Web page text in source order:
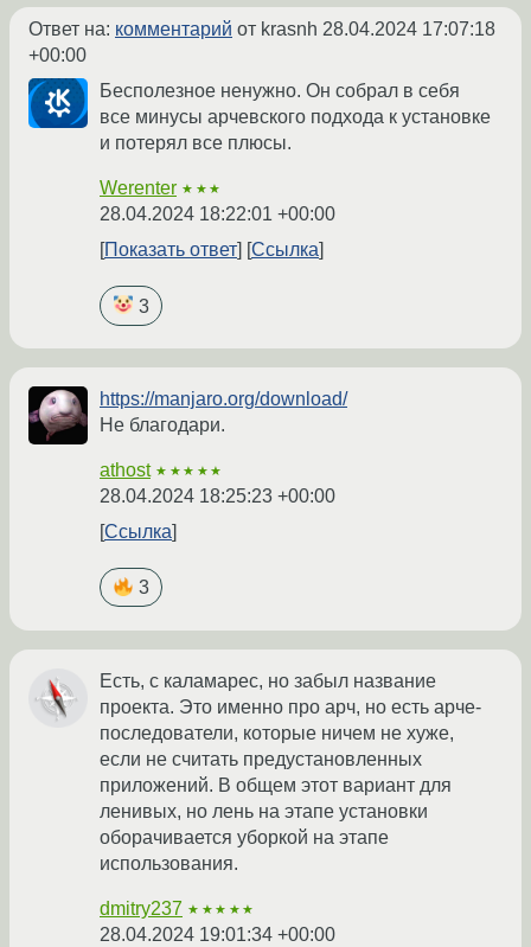
Ответ на: комментарий от krasnh 28.04.2024 17:07:18
+00:00
Бесполезное ненужно. Он собрал в себя
все минусы арчевского подхода к установке
и потерял все плюсы.
Werenter ★★★
28.04.2024 18:22:01 +00:00
Показать ответ
Ссылка
3
https://manjaro.org/download/
Не благодари.
athost ★★★★★
28.04.2024 18:25:23 +00:00
Ссылка
3
Есть, с каламарес, но забыл название
проекта. Это именно про арч, но есть арче-
последователи, которые ничем не хуже,
если не считать предустановленных
приложений. В общем этот вариант для
ленивых, но лень на этапе установки
оборачивается уборкой на этапе
использования.
dmitry237 ★★★★★
28.04.2024 19:01:34 +00:00